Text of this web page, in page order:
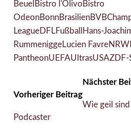
Beuel Bistro l'Olivo Bistro
OdeonBonnBrasilienBVB
LeagueDFLFußball Hans-
RummeniggeLucien FavreNRW
PantheonUEFAUltrasUSAZDF-
Vorheriger Beitrag
Podcaster
Nächster
Wie geil sind